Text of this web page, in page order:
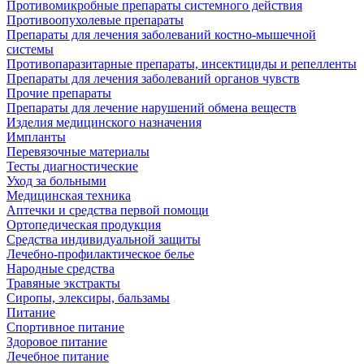
Противомикробные препараты системного действия
Противоопухолевые препараты
Препараты для лечения заболеваний костно-мышечной
системы
Противопаразитарные препараты, инсектициды и репелленты
Препараты для лечения заболеваний органов чувств
Прочие препараты
Препараты для лечение нарушений обмена веществ
Изделия медицинского назначения
Импланты
Перевязочные материалы
Тесты диагностические
Уход за больными
Медицинская техника
Аптечки и средства первой помощи
Ортопедическая продукция
Средства индивидуальной защиты
Лечебно-профилактическое белье
Народные средства
Травяные экстракты
Сиропы, элексиры, бальзамы
Питание
Спортивное питание
Здоровое питание
Лечебное питание